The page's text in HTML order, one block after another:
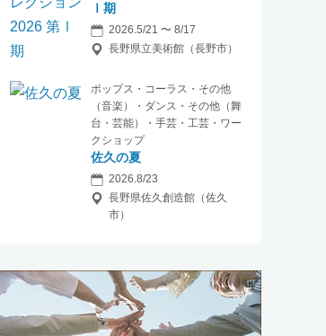
Ⅰ期
2026.5/21 〜 8/17
長野県立美術館（長野市）
ポップス・コーラス・その他
（音楽）・ダンス・その他（舞
台・芸能）・手芸・工芸・ワー
クショップ
佐久の夏
2026.8/23
長野県佐久創造館（佐久
市）